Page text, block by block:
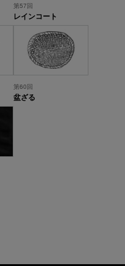
第57回
レインコート
第60回
盆ざる